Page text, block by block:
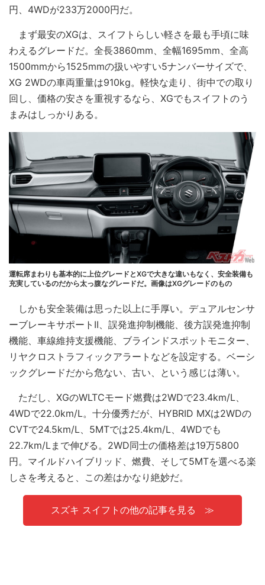
円、4WDが233万2000円だ。
まず最安のXGは、スイフトらしい軽さを最も手頃に味
わえるグレードだ。全長3860mm、全幅1695mm、全高
1500mmから1525mmの扱いやすい5ナンバーサイズで、
XG 2WDの車両重量は910kg。軽快な走り、街中での取り
回し、価格の安さを重視するなら、XGでもスイフトのう
まみはしっかりある。
運転席まわりも基本的に上位グレードとXGで大きな違いもなく、安全装備も
充実しているのだから太っ腹なグレードだ。画像はXGグレードのもの
しかも安全装備は思った以上に手厚い。デュアルセンサ
ーブレーキサポートII、誤発進抑制機能、後方誤発進抑制
機能、車線維持支援機能、ブラインドスポットモニター、
リヤクロストラフィックアラートなどを設定する。ベーシ
ックグレードだから危ない、古い、という感じは薄い。
ただし、XGのWLTCモード燃費は2WDで23.4km/L、
4WDで22.0km/L。十分優秀だが、HYBRID MXは2WDの
CVTで24.5km/L、5MTでは25.4km/L、4WDでも
22.7km/Lまで伸びる。2WD同士の価格差は19万5800
円。マイルドハイブリッド、燃費、そして5MTを選べる楽
しさを考えると、この差はかなり絶妙だ。
スズキ スイフトの他の記事を見る